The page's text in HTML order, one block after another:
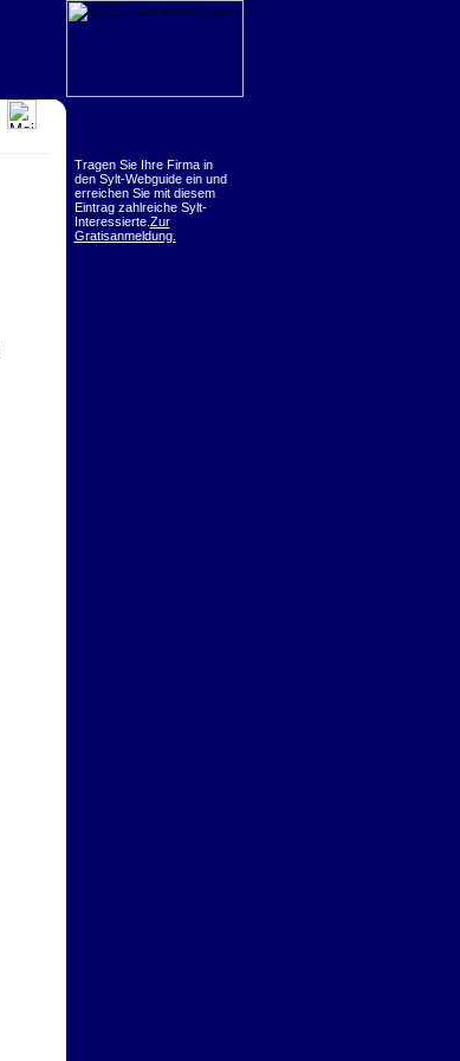
Tragen Sie Ihre Firma in
den Sylt-Webguide ein und
erreichen Sie mit diesem
Eintrag zahlreiche Sylt-
Interessierte. Zur
Gratisanmeldung.